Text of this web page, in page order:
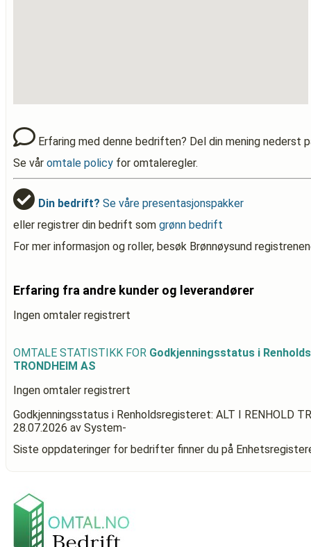
Erfaring med denne bedriften? Del din mening nederst
Se vår omtale policy for omtaleregler.
Din bedrift? Se våre presentasjonspakker
eller registrer din bedrift som grønn bedrift
For mer informasjon og roller, besøk Brønnøysund
Erfaring fra andre kunder og leverandører
Ingen omtaler registrert
OMTALE STATISTIKK FOR Godkjenningsstatus i
TRONDHEIM AS
Ingen omtaler registrert
Godkjenningsstatus i Renholdsregisteret: ALT I RENHOLD
28.07.2026 av System-
Siste oppdateringer for bedrifter finner du på